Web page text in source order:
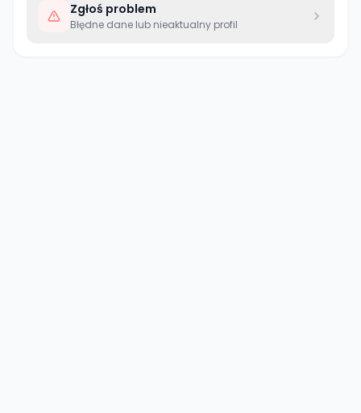
Zgłoś problem
Błędne dane lub nieaktualny profil